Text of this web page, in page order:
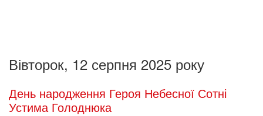
Вівторок, 12 серпня 2025 року
День народження Героя Небесної Сотні
Устима Голоднюка